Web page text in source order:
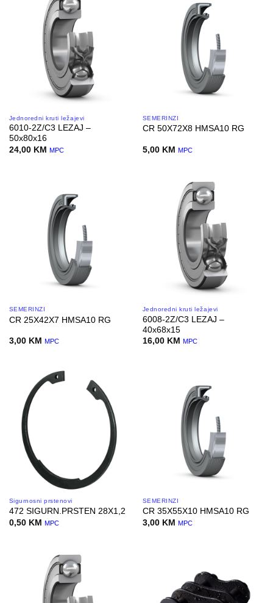
Jednoredni kruti ležajevi
6010-2Z/C3 LEZAJ –
50x80x16
24,00 KM MPC
SEMERINZI
CR 50X72X8 HMSA10 RG
5,00 KM MPC
SEMERINZI
CR 25X42X7 HMSA10 RG
3,00 KM MPC
Jednoredni kruti ležajevi
6008-2Z/C3 LEZAJ –
40x68x15
16,00 KM MPC
Sigurnosni prstenovi
472 SIGURN.PRSTEN 28X1,2
0,50 KM MPC
SEMERINZI
CR 35X55X10 HMSA10 RG
3,00 KM MPC